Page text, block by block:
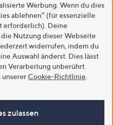
Werbung. Wenn du dies
ablehnen“ (für essenzielle
erforderlich). Deine
Nutzung dieser Webseite
widerrufen, indem du
Auswahl änderst. Dies lässt
Verarbeitung unberührt.
Cookie-Richtlinie
zulassen